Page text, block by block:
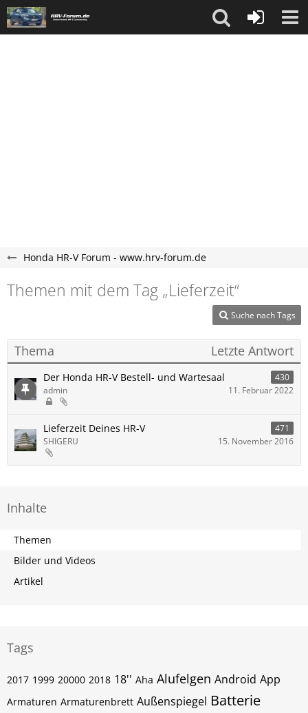
Honda HR-V Forum - www.hrv-forum.de
Themen mit dem Tag „Lieferzeit“
Suche nach Tags
Thema Letzte Antwort
Der Honda HR-V Bestell- und Wartesaal
430
admin
11. Februar 2022
Lieferzeit Deines HR-V
471
SHIGERU
15. November 2016
Inhalte
Themen
Bilder und Videos
Artikel
Tags
2017 1999 20000 2018 18'' Aha Alufelgen Android App
Armaturen Armaturenbrett Außenspiegel Batterie